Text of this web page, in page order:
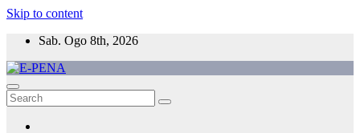
Skip to content
Sab. Ogo 8th, 2026
E-PENA
Berita Digital Terkini